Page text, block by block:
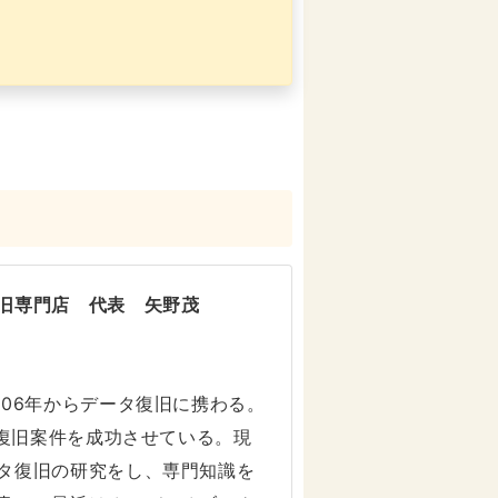
旧専門店 代表 矢野茂
年からデータ復旧に携わる。
案件を成功させている。現
復旧の研究をし、専門知識を